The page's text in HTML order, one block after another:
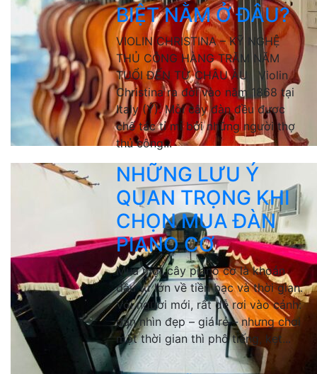
BIỆT NẰM Ở ĐÂU?
VIOLIN CHRISTINA – KỸ NGHỆ
THỦ CÔNG HÀNG TRĂM NĂM
TUỔI ĐẾN TỪ CHÂU ÂU Violin
Christina ra đời vào năm 1868 tại
Italy (Ý). Mỗi cây đàn đều được
chế tác tỉ mỉ bởi những người thợ
thủ công...
NHỮNG LƯU Ý
QUAN TRỌNG KHI
CHỌN MUA ĐÀN
PIANO CƠ
Mua một cây piano cơ là khoản
đầu tư lớn về tiền bạc và thời gian.
Với người mới, rất dễ rơi vào cảnh:
đàn nhìn đẹp – giá rẻ – nhưng chơi
một thời gian thì phô tiếng, kẹt...